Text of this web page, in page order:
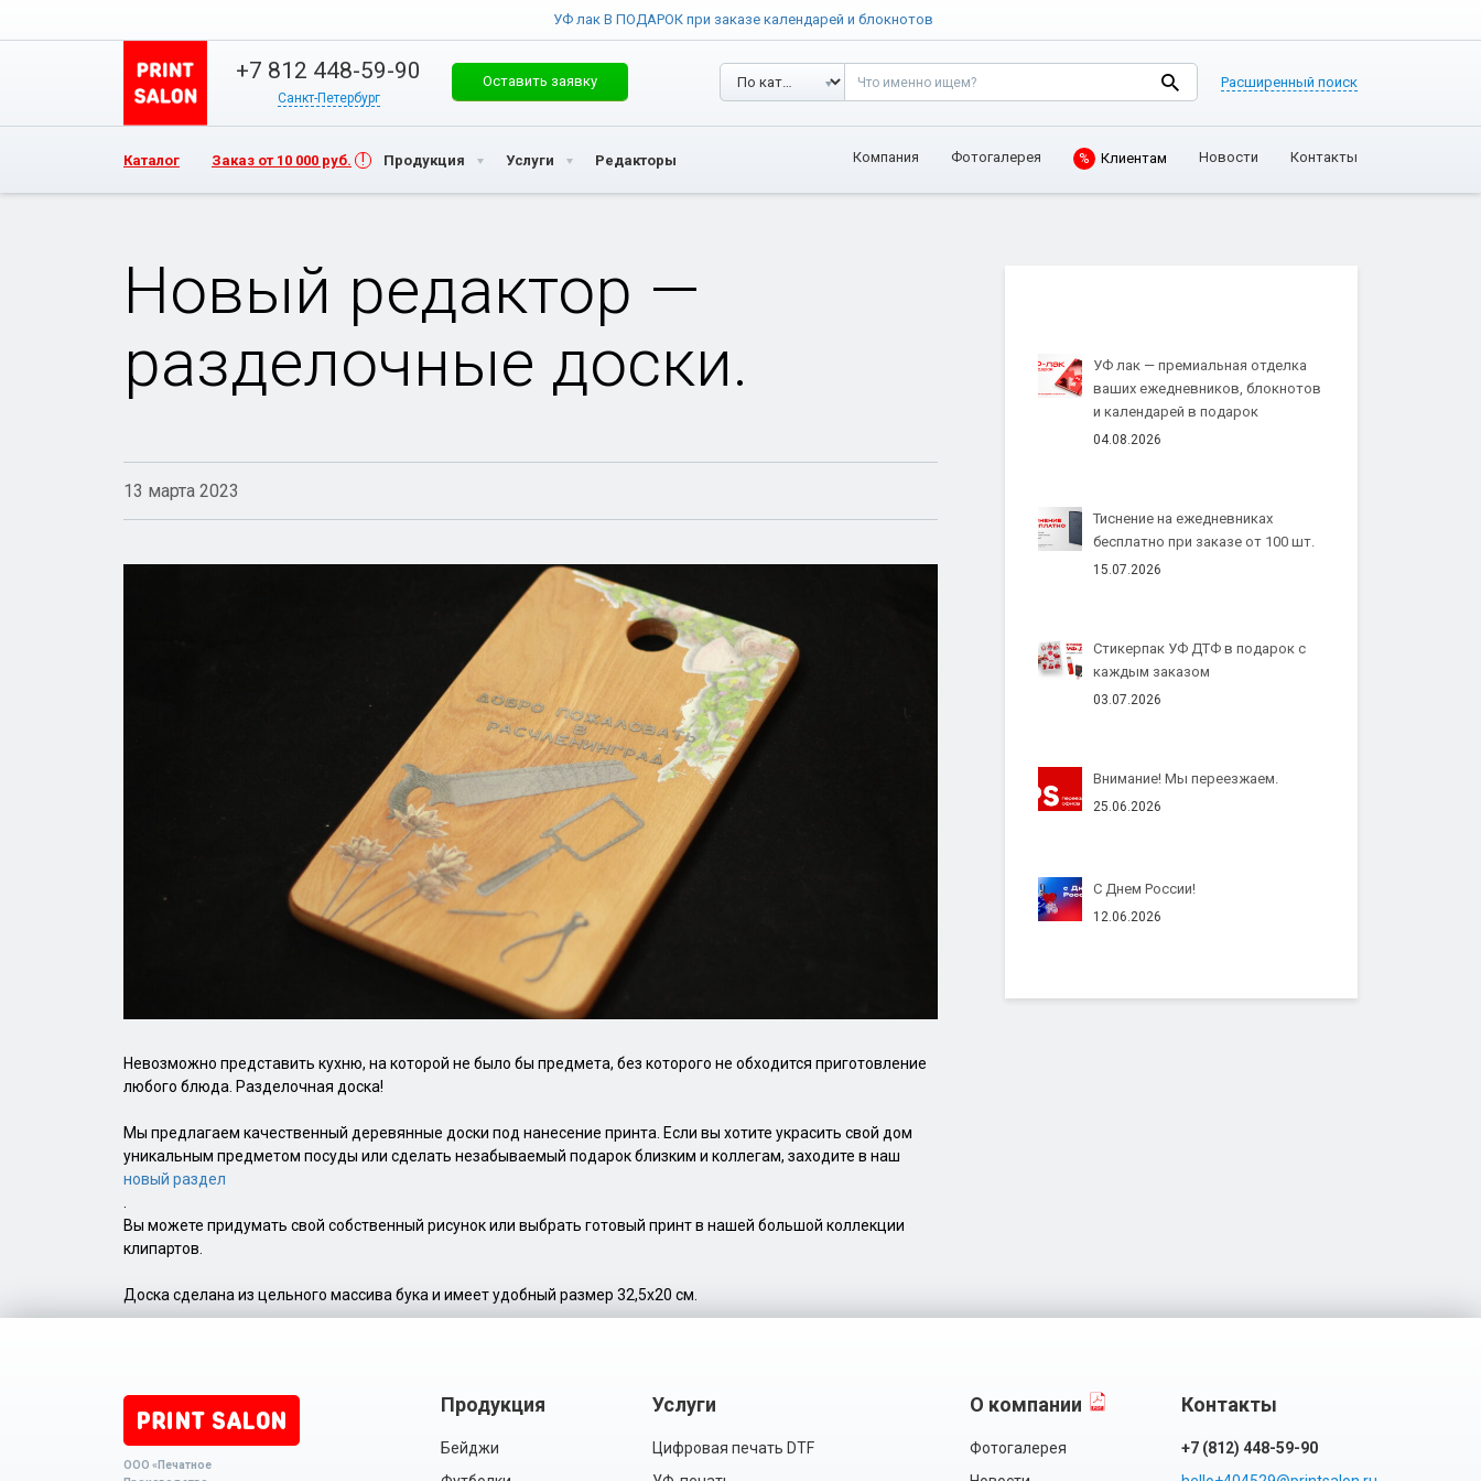
УФ лак В ПОДАРОК при заказе календарей и блокнотов
+7 812 448-59-90
Санкт-Петербург
Оставить заявку Расширенный поиск
Каталог Заказ от 10 000 руб. Продукция Услуги Редакторы Компания Фотогалерея % Клиентам Новости Контакты
Новый редактор —
разделочные доски.
13 марта 2023
Невозможно представить кухню, на которой не было бы предмета, без которого не обходится приготовление
любого блюда. Разделочная доска!
Мы предлагаем качественный деревянные доски под нанесение принта. Если вы хотите украсить свой дом
уникальным предметом посуды или сделать незабываемый подарок близким и коллегам, заходите в наш
новый раздел
Вы можете придумать свой собственный рисунок или выбрать готовый принт в нашей большой коллекции
клипартов.
Доска сделана из цельного массива бука и имеет удобный размер 32,5х20 см.
УФ лак — премиальная отделка
ваших ежедневников, блокнотов
и календарей в подарок
04.08.2026
Тиснение на ежедневниках
бесплатно при заказе от 100 шт.
15.07.2026
Стикерпак УФ ДТФ в подарок с
каждым заказом
03.07.2026
Внимание! Мы переезжаем.
25.06.2026
С Днем России!
12.06.2026
ООО «Печатное
Продукция
Бейджи
Услуги
Цифровая печать DTF
О компании
Фотогалерея
Контакты
+7 (812) 448-59-90